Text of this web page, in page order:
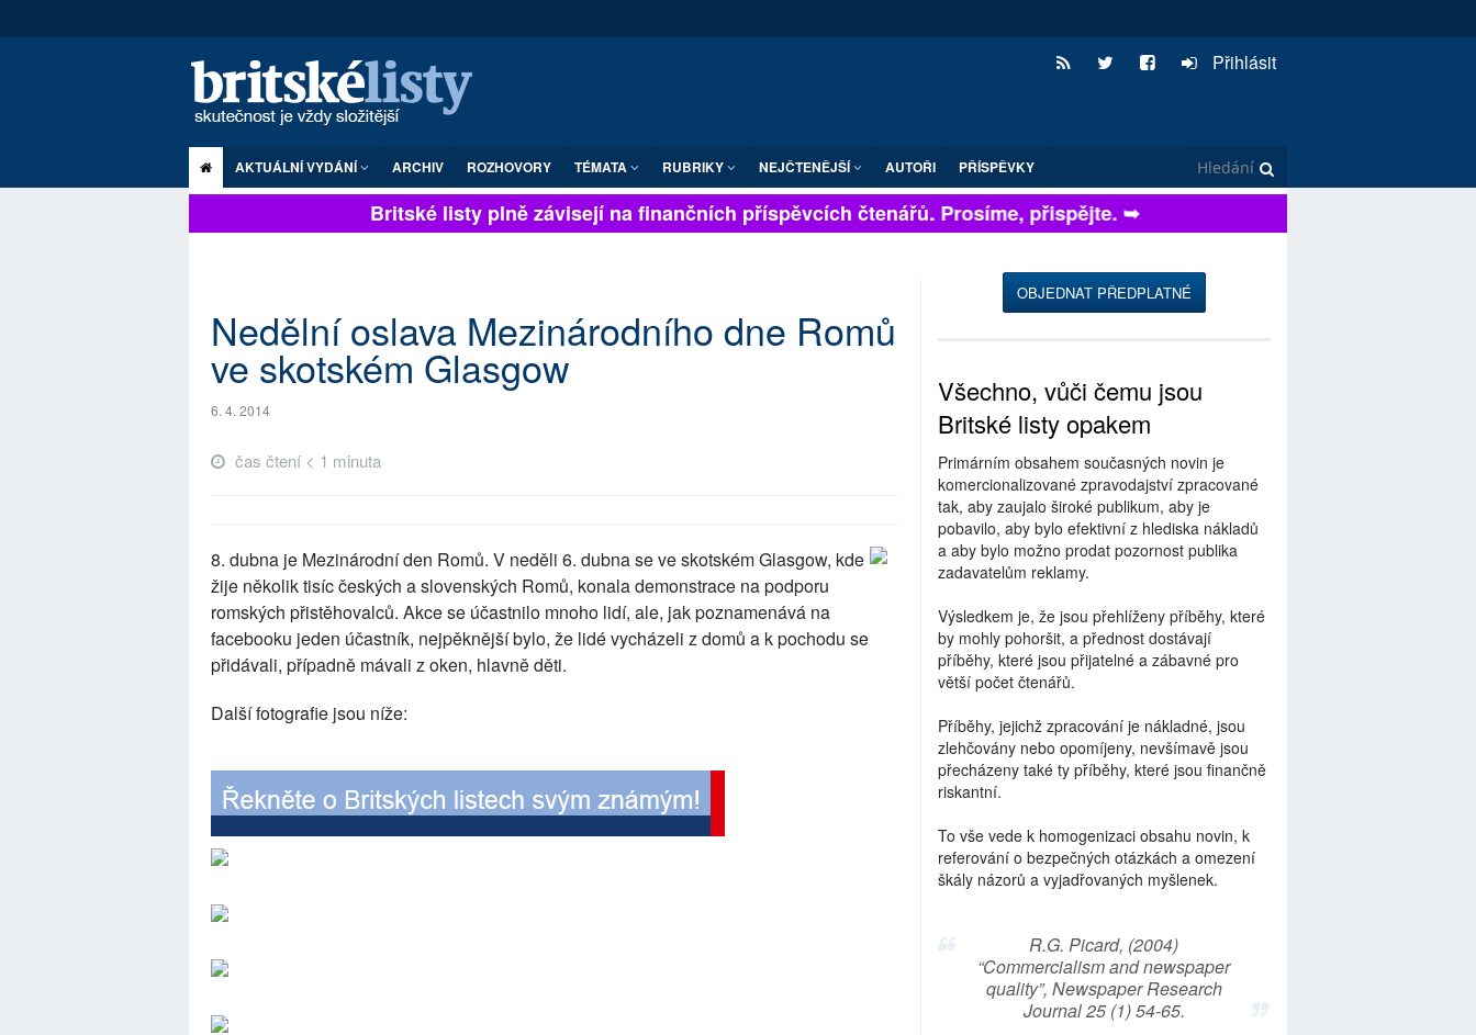
Přihlásit
AKTUÁLNÍ VYDÁNÍ ARCHIV ROZHOVORY TÉMATA RUBRIKY NEJČTENĚJŠÍ AUTOŘI PŘÍSPĚVKY
Britské listy plně závisejí na finančních příspěvcích čtenářů. Prosíme, přispějte. ➥
Nedělní oslava Mezinárodního dne Romů
ve skotském Glasgow
6. 4. 2014
čas čtení < 1 minuta
8. dubna je Mezinárodní den Romů. V neděli 6. dubna se ve skotském Glasgow, kde
žije několik tisíc českých a slovenských Romů, konala demonstrace na podporu
romských přistěhovalců. Akce se účastnilo mnoho lidí, ale, jak poznamenává na
facebooku jeden účastník, nejpěknější bylo, že lidé vycházeli z domů a k pochodu se
přidávali, případně mávali z oken, hlavně děti.
Další fotografie jsou níže:
OBJEDNAT PŘEDPLATNÉ
Všechno, vůči čemu jsou
Britské listy opakem
Primárním obsahem současných novin je
komercionalizované zpravodajství zpracované
tak, aby zaujalo široké publikum, aby je
pobavilo, aby bylo efektivní z hlediska nákladů
a aby bylo možno prodat pozornost publika
zadavatelům reklamy.
Výsledkem je, že jsou přehlíženy příběhy, které
by mohly pohoršit, a přednost dostávají
příběhy, které jsou přijatelné a zábavné pro
větší počet čtenářů.
Příběhy, jejichž zpracování je nákladné, jsou
zlehčovány nebo opomíjeny, nevšímavě jsou
přecházeny také ty příběhy, které jsou finančně
riskantní.
To vše vede k homogenizaci obsahu novin, k
referování o bezpečných otázkách a omezení
škály názorů a vyjadřovaných myšlenek.
R.G. Picard, (2004)
“Commercialism and newspaper
quality”, Newspaper Research
Journal 25 (1) 54-65.